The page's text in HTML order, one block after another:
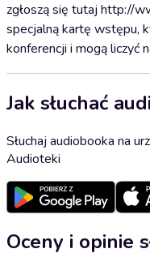
zgłoszą się tutaj http://
specjalną kartę wstępu,
konferencji i mogą liczyć
Jak słuchać
Słuchaj audiobooka na
Audioteki
Oceny i opinie